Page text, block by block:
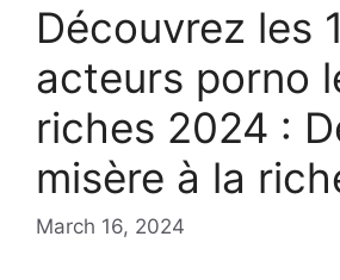
Découvrez les
acteurs porno
riches 2024 :
misère à la
March 16, 2024